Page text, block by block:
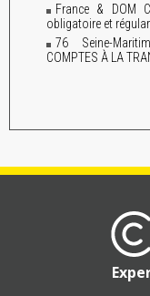
France & DOM
obligatoire et
76 Seine-
COMPTES À LA